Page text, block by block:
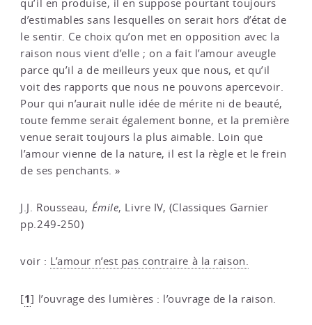
qu’il en produise, il en suppose pourtant toujours
d’estimables sans lesquelles on serait hors d’état de
le sentir. Ce choix qu’on met en opposition avec la
raison nous vient d’elle ; on a fait l’amour aveugle
parce qu’il a de meilleurs yeux que nous, et qu’il
voit des rapports que nous ne pouvons apercevoir.
Pour qui n’aurait nulle idée de mérite ni de beauté,
toute femme serait également bonne, et la première
venue serait toujours la plus aimable. Loin que
l’amour vienne de la nature, il est la règle et le frein
de ses penchants. »
J.J. Rousseau, Émile, Livre IV, (Classiques Garnier
pp.249-250)
voir : L’amour n’est pas contraire à la raison.
[1] l’ouvrage des lumières : l’ouvrage de la raison.